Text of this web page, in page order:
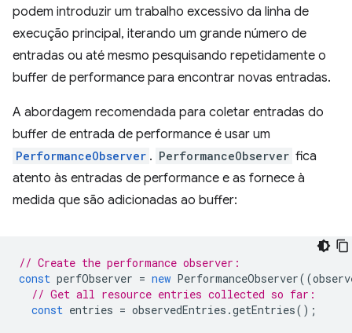
podem introduzir um trabalho excessivo da linha de
execução principal, iterando um grande número de
entradas ou até mesmo pesquisando repetidamente o
buffer de performance para encontrar novas entradas.
A abordagem recomendada para coletar entradas do
buffer de entrada de performance é usar um
PerformanceObserver . PerformanceObserver fica
atento às entradas de performance e as fornece à
medida que são adicionadas ao buffer:
// Create the performance observer:
const perfObserver = new PerformanceObserver((
// Get all resource entries collected so far:
const entries = observedEntries .getEntries();